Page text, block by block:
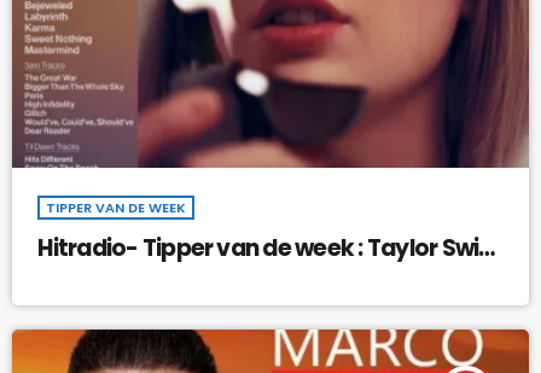
TIPPER VAN DE WEEK
Hitradio- Tipper van de week : Taylor Swift